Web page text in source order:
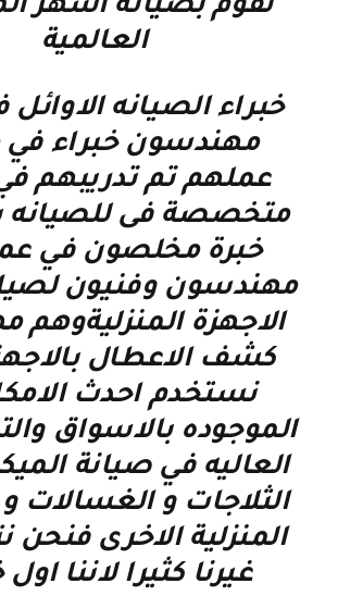
نقوم بصيانة اشهر
العالمية
خبراء الصيانه
مهندسون خبراء في
عملهم تم تدريبهم
متخصصة فى للصيانه
خبرة مخلصون في
مهندسون وفنيون
الاجهزة المنزليةوهم
كشف الاعطال
نستخدم احدث
الموجوده بالاسواق
العاليه في صيانة
الثلاجات و الغسالات و
المنزلية الاخرى فنحن
غيرنا كثيرا لاننا